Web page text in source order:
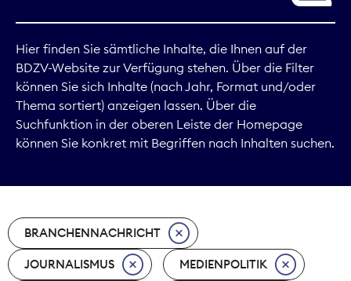
Digitales
Kommunikation
Marktdaten
Nachhaltigkeit
Nachwuchs
Hier finden Sie sämtliche Inhalte, die Ihnen auf der
BDZV-Website zur Verfügung stehen. Über die Filter
können Sie sich Inhalte (nach Jahr, Format und/oder
Thema sortiert) anzeigen lassen. Über die
Suchfunktion in der oberen Leiste der Homepage
können Sie konkret mit Begriffen nach Inhalten suchen.
BRANCHENNACHRICHT
JOURNALISMUS MEDIENPOLITIK